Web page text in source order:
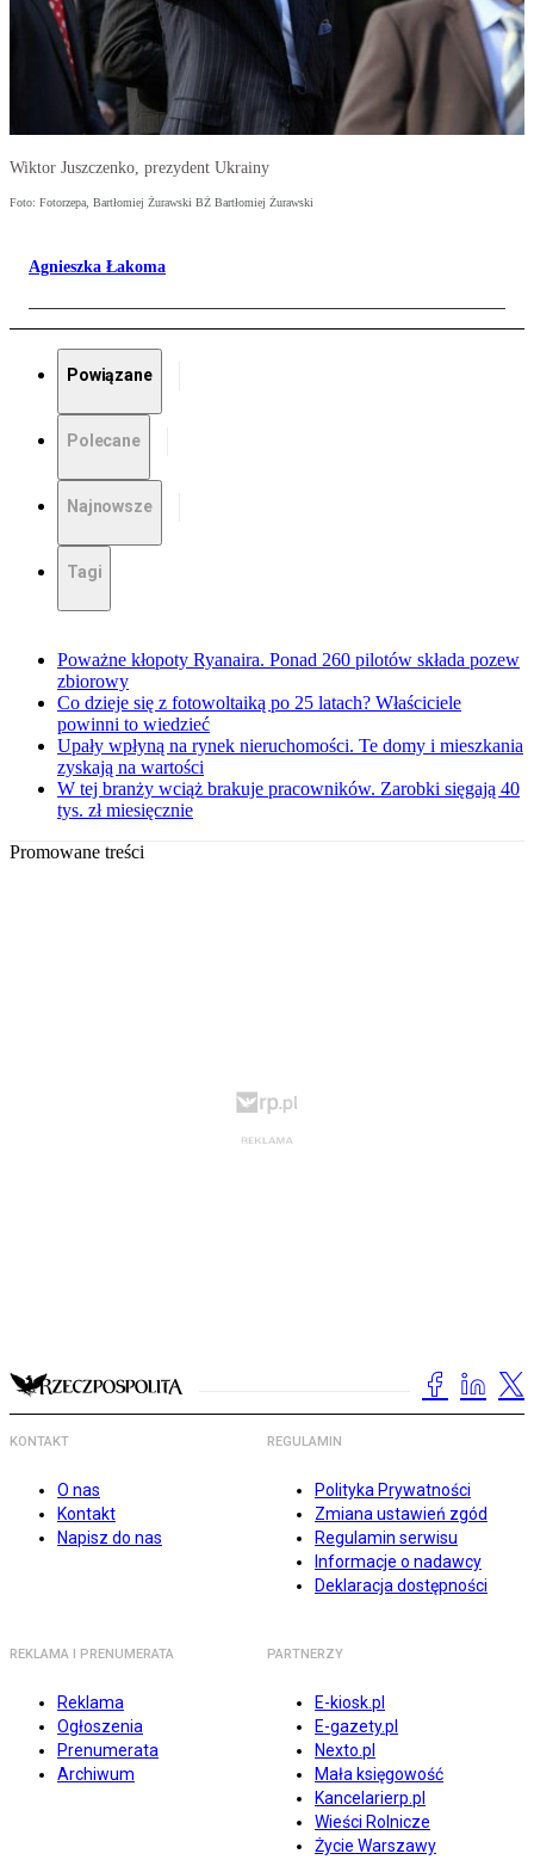
Wiktor Juszczenko, prezydent Ukrainy
Foto: Fotorzepa, Bartłomiej Żurawski BŻ Bartłomiej Żurawski
Agnieszka Łakoma
Powiązane
Polecane
Najnowsze
Tagi
Poważne kłopoty Ryanaira. Ponad 260 pilotów składa pozew
zbiorowy
Co dzieje się z fotowoltaiką po 25 latach? Właściciele
powinni to wiedzieć
Upały wpłyną na rynek nieruchomości. Te domy i mieszkania
zyskają na wartości
W tej branży wciąż brakuje pracowników. Zarobki sięgają 40
tys. zł miesięcznie
Promowane treści
KONTAKT
O nas
Kontakt
Napisz do nas
REGULAMIN
Polityka Prywatności
Zmiana ustawień zgód
Regulamin serwisu
Informacje o nadawcy
Deklaracja dostępności
REKLAMA I PRENUMERATA
Reklama
Ogłoszenia
Prenumerata
Archiwum
PARTNERZY
E-kiosk.pl
E-gazety.pl
Nexto.pl
Mała księgowość
Kancelarierp.pl
Wieści Rolnicze
Życie Warszawy